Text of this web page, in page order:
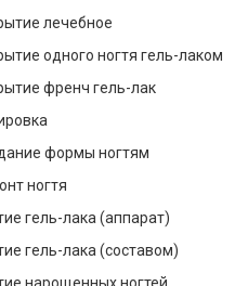
лечебное
одного ногтя гель-лаком
френч гель-лак
формы ногтям
ногтя
гель-лака (аппарат)
гель-лака (составом)